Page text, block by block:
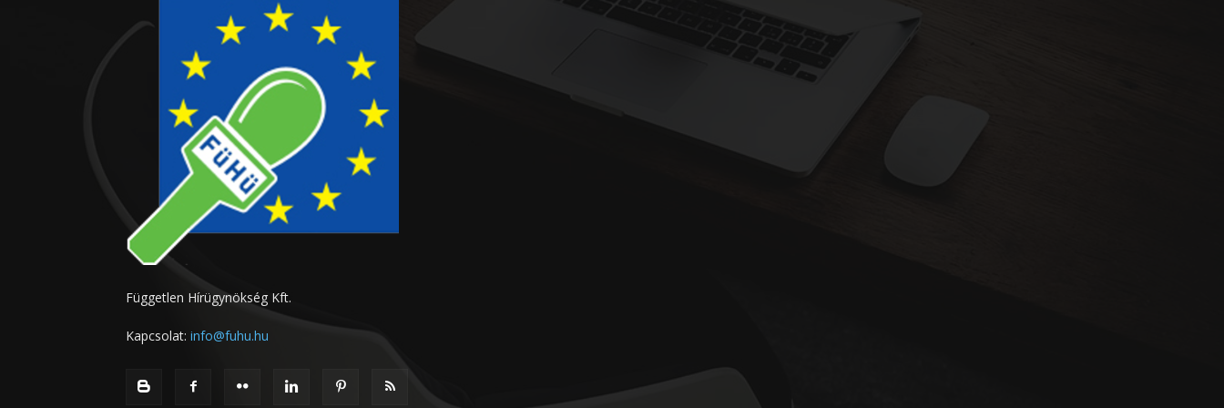
Független Hírügynökség Kft.
Kapcsolat: info@fuhu.hu